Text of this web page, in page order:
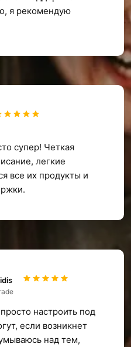
я рекомендую
супер! Четкая
легкие
все их продукты и
настроить под
если возникнет
над тем,